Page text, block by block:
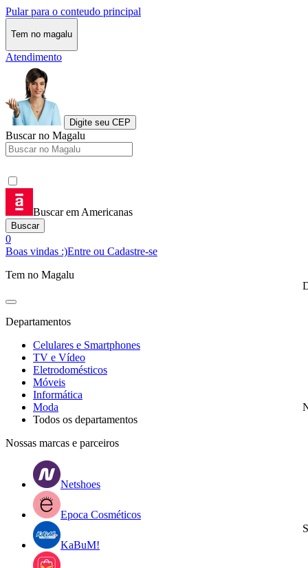
Pular para o conteudo principal
Tem no magalu
Atendimento
Digite seu CEP
Buscar no Magalu
Buscar em Americanas
Buscar
0
Boas vindas :)Entre ou Cadastre-se
Tem no Magalu
Departamentos
Celulares e Smartphones
TV e Vídeo
Eletrodomésticos
Móveis
Informática
Moda
Todos os departamentos
Nossas marcas e parceiros
Netshoes
Epoca Cosméticos
KaBuM!